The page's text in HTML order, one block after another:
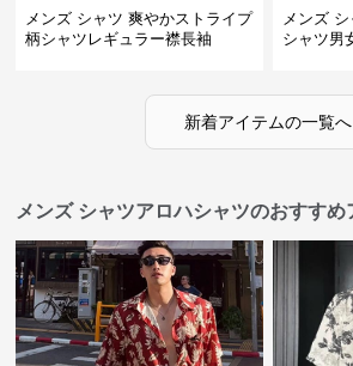
メンズ シャツ 爽やかストライプ
柄シャツレギュラー襟長袖
メンズ
シャツ男
新着アイテムの一覧へ
メンズ シャツアロハシャツのおすすめ